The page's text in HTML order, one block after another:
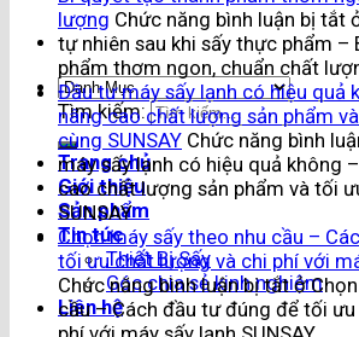
Tìm kiếm:
Trang chủ
Giới thiệu
Sản phẩm
Tin tức
Thiết Bị Sấy
Góc chia sẻ kinh nghiệm
Liên hệ
lượng Chức năng bình luận bị tắt
tự nhiên sau khi sấy thực phẩm –
phẩm thơm ngon, chuẩn chất
Đầu tư máy sấy lạnh có hiệu quả
nâng cao chất lượng sản phẩm
cùng SUNSAY Chức năng bình
máy sấy lạnh có hiệu quả không
cao chất lượng sản phẩm và tối
SUNSAY
Chọn máy sấy theo nhu cầu –
tối ưu chất lượng và chi phí với
Chức năng bình luận bị tắtở
cầu – Cách đầu tư đúng để tối